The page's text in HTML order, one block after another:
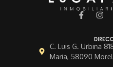
F
b
o
o
I
t
a
g
r
C. Luis G. Urbina
Maria, 58090